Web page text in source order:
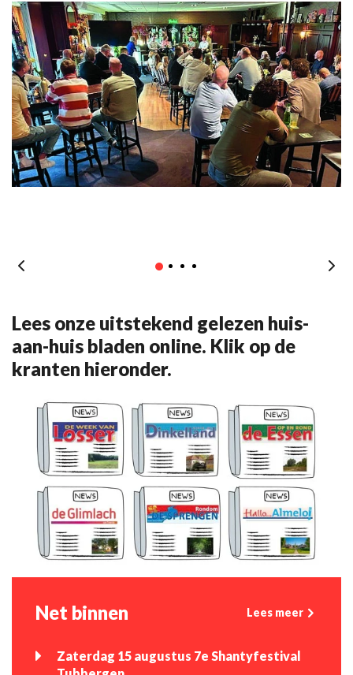
Lees onze uitstekend gelezen huis-
aan-huis bladen online. Klik op de
kranten hieronder.
Net binnen Lees meer
Zaterdag 15 augustus 7e Shantyfestival